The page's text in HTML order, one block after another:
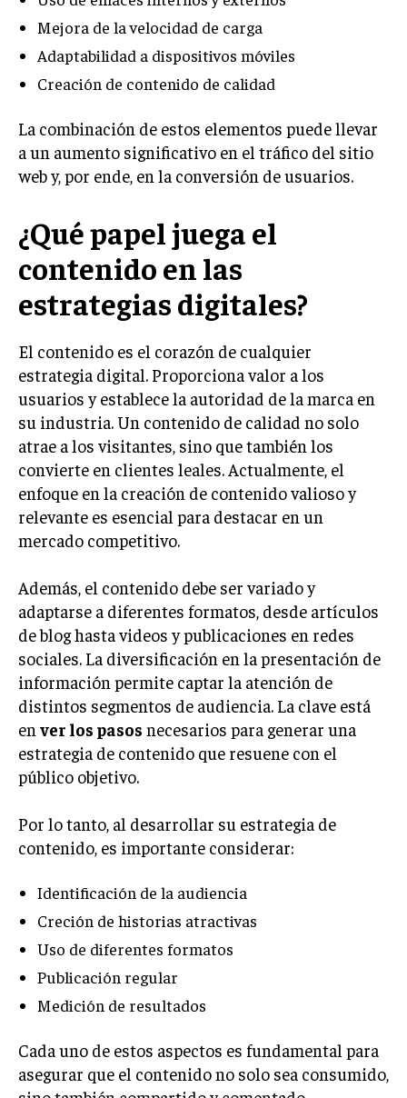
ESTRATEGIA
GESTIÓN DEL RIESGO EMPRESARIAL
DERECHO EMPRESARIAL Y REGULACIONES
ÉXITO EMPRESARIAL Y CASOS DE ESTUDIO
NEGOCIOS
ESTRATEGIAS DE NEGOCIOS
MARKETING B2B
MARKETING B2C
FRANQUICIAS
MARKETING DE INFLUENCERS
E-COMMERCE Y COMERCIO ELECTRÓNICO
ESTRATEGIAS DE PRICING Y GESTIÓN DE
PRECIOS
EMPRESAS Y STARTUPS TECNOLÓGICAS
GESTIÓN DE LA EXPERIENCIA DEL CLIENTE
PROYECTOS
GESTIÓN DE PROYECTOS
GESTIÓN DE OPERACIONES Y CADENA DE
SUMINISTRO
LOGÍSTICA EMPRESARIAL
CALIDAD Y MEJORA CONTINUA
RECURSOS HUMANOS Y GESTIÓN DEL
TALENTO
RECLUTAMIENTO Y SELECCIÓN
DESARROLLO DE PERSONAL
GESTIÓN DEL DESEMPEÑO
CULTURA Y CLIMA ORGANIZACIONAL
Mejora de la velocidad de carga
Adaptabilidad a dispositivos móviles
Creación de contenido de calidad
La combinación de estos elementos puede llevar
a un aumento significativo en el tráfico del sitio
web y, por ende, en la conversión de usuarios.
¿Qué papel juega el
contenido en las
estrategias digitales?
El contenido es el corazón de cualquier
estrategia digital. Proporciona valor a los
usuarios y establece la autoridad de la marca en
su industria. Un contenido de calidad no solo
atrae a los visitantes, sino que también los
convierte en clientes leales. Actualmente, el
enfoque en la creación de contenido valioso y
relevante es esencial para destacar en un
mercado competitivo.
Además, el contenido debe ser variado y
adaptarse a diferentes formatos, desde artículos
de blog hasta videos y publicaciones en redes
sociales. La diversificación en la presentación de
información permite captar la atención de
distintos segmentos de audiencia. La clave está
en ver los pasos necesarios para generar una
estrategia de contenido que resuene con el
público objetivo.
Por lo tanto, al desarrollar su estrategia de
contenido, es importante considerar:
Identificación de la audiencia
Creción de historias atractivas
Uso de diferentes formatos
Publicación regular
Medición de resultados
Cada uno de estos aspectos es fundamental para
asegurar que el contenido no solo sea consumido,